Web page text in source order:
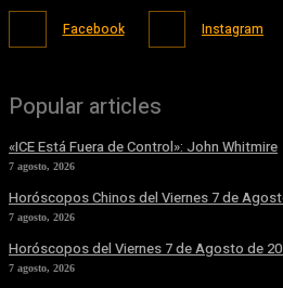
Facebook Instagram
Popular articles
«ICE Está Fuera de Control»: John Whitmire
7 agosto, 2026
Horóscopos Chinos del Viernes 7 de
7 agosto, 2026
Horóscopos del Viernes 7 de Agosto de
7 agosto, 2026